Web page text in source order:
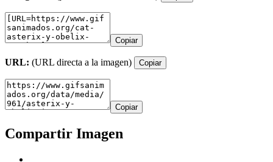
Copiar
URL: (URL directa a la imagen) Copiar
Copiar
Compartir Imagen